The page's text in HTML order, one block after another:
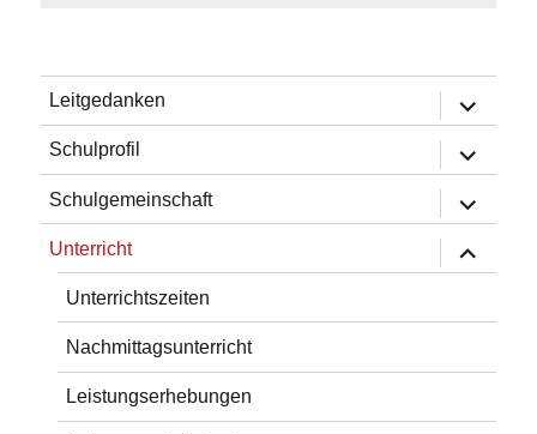
Leitgedanken
öffnen
Schulprofil
öffnen
Schulgemeinschaft
öffnen
Unterricht
öffnen
Unterrichtszeiten
Nachmittagsunterricht
Leistungserhebungen